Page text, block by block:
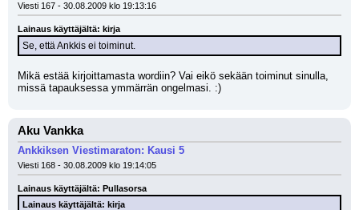
Viesti 167 - 30.08.2009 klo 19:13:16
Lainaus käyttäjältä: kirja
Se, että Ankkis ei toiminut.
Mikä estää kirjoittamasta wordiin? Vai eikö sekään toiminut sinulla,
missä tapauksessa ymmärrän ongelmasi. :)
Aku Vankka
Ankkiksen Viestimaraton: Kausi 5
Viesti 168 - 30.08.2009 klo 19:14:05
Lainaus käyttäjältä: Pullasorsa
Lainaus käyttäjältä: kirja